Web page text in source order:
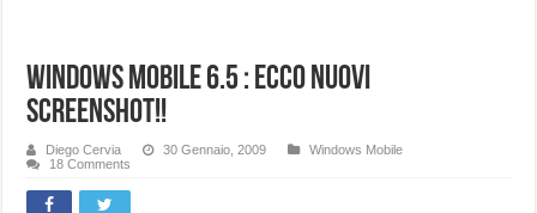
Windows Mobile 6.5 : ecco nuovi
ScreenShot!!
Diego Cervia 30 Gennaio, 2009
Windows Mobile
18 Comments